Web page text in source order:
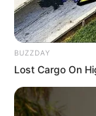
Suchen:
BUZZDAY
Lost Cargo On